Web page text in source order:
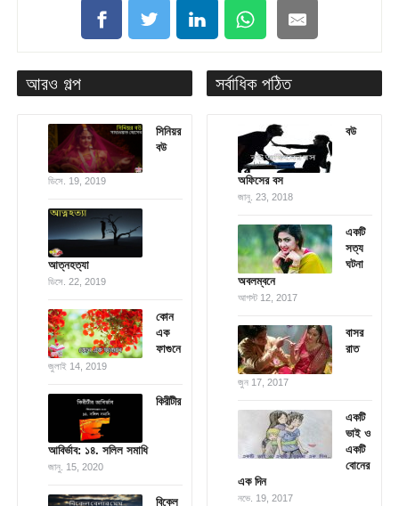
আরও গল্প
সিনিয়র
বউ
ডিসে. 19, 2019
আত্নহত্যা
ডিসে. 22, 2019
কোন
এক
ফাগুনে
জুলাই 14, 2019
কিরীটীর
আবির্ভাব: ১৪. সলিল সমাধি
জানু. 15, 2020
বিকেল
সর্বাধিক পঠিত
বউ
অফিসের বস
জানু. 23, 2018
একটি
সত্য
ঘটনা
অবলম্বনে
আগস্ট 12, 2017
বাসর
রাত
জুন 17, 2017
একটি
ভাই ও
একটি
বোনের
এক দিন
নভে. 19, 2017